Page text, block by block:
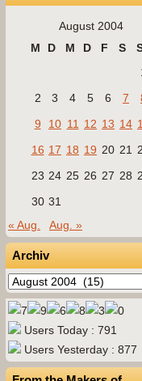
August 2004
M
D M D F S
2
3 4 5 6 7
9
10 11 12 13 14
16 17 18 19 20 21
23 24 25 26 27 28
30 31
« Aug.
Aug. »
Archiv
Archiv
Users Today : 791
Users Yesterday : 877